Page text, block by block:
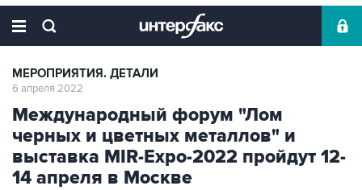
МЕРОПРИЯТИЯ. ДЕТАЛИ
6 апреля 2022
Международный форум "Лом
черных и цветных металлов" и
выставка MIR-Expo-2022 пройдут 12-
14 апреля в Москве